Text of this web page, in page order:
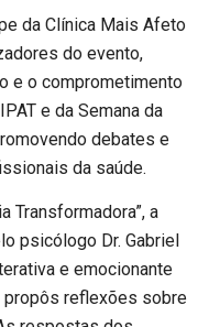
da Clínica Mais Afeto
do evento,
e o comprometimento
e da Semana da
debates e
da saúde.
Transformadora”, a
psicólogo Dr. Gabriel
e emocionante
propôs reflexões sobre